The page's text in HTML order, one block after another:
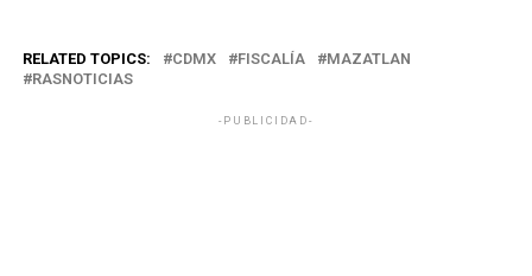
RELATED TOPICS: CDMX FISCALÍA
MAZATLAN
RASNOTICIAS
-PUBLICIDAD-